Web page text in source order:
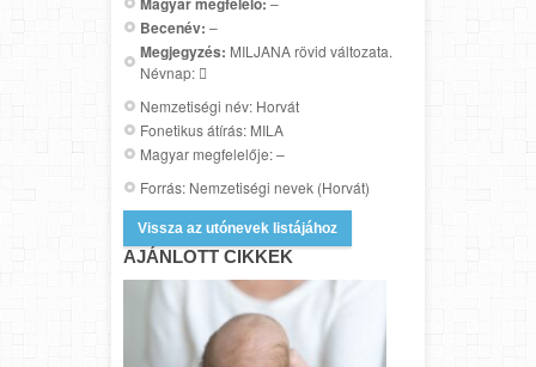
Becenév: –
Megjegyzés: MILJANA rövid változata.
Névnap: 
Nemzetiségi név: Horvát
Fonetikus átírás: MILA
Magyar megfelelője: –
Forrás: Nemzetiségi nevek (Horvát)
Vissza az utónevek listájához
AJÁNLOTT CIKKEK